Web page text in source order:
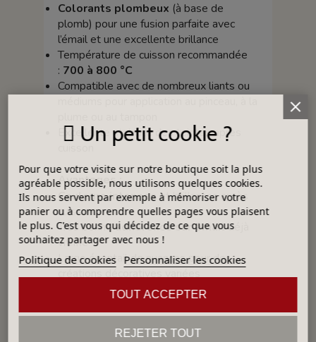
Colorants plombeux (à base de
plomb) pour une fusion parfaite avec
l’émail et une excellente brillance
Température de cuisson recommandée
: 700 à 800 °C
Compatible avec de nombreux liants ou
Excellente stabilité des teintes après
Avantages :
Couleurs intenseset brillantes après
cuisson
Très bonneadhérence sur émaildéjà
vitrifié
Large éventail de nuances pour des
créations décoratives variées
Convient auxapplications
artisanales
Un petit cookie ?
Pour que votre visite sur notre boutique soit la plus
agréable possible, nous utilisons quelques cookies.
Ils nous servent par exemple à mémoriser votre
panier ou à comprendre quelles pages vous plaisent
le plus. C'est vous qui décidez de ce que vous
souhaitez partager avec nous !
Politique de cookies Personnaliser les cookies
REJETER TOUT
TOUT ACCEPTER